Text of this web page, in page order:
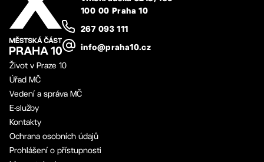
100 00 Praha 10
267 093 111
info@praha10.cz
Život v Praze 10
Úřad MČ
Vedení a správa MČ
E-služby
Kontakty
Ochrana osobních údajů
Prohlášení o přístupnosti